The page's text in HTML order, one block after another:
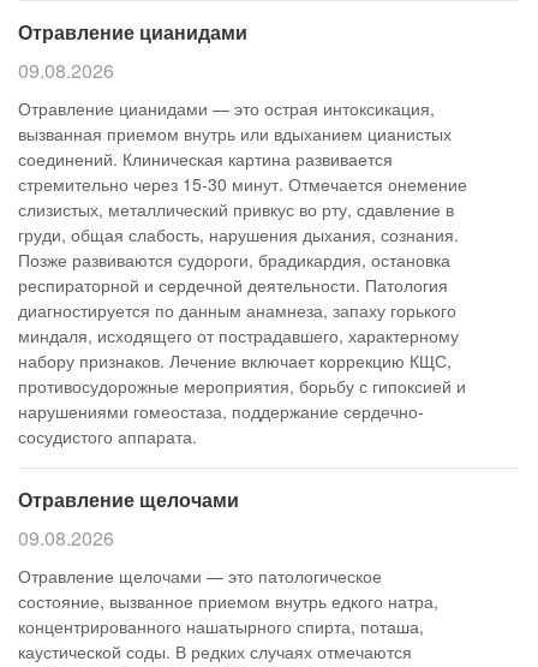
Отравление цианидами
09.08.2026
Отравление цианидами — это острая интоксикация,
вызванная приемом внутрь или вдыханием цианистых
соединений. Клиническая картина развивается
стремительно через 15-30 минут. Отмечается онемение
слизистых, металлический привкус во рту, сдавление в
груди, общая слабость, нарушения дыхания, сознания.
Позже развиваются судороги, брадикардия, остановка
респираторной и сердечной деятельности. Патология
диагностируется по данным анамнеза, запаху горького
миндаля, исходящего от пострадавшего, характерному
набору признаков. Лечение включает коррекцию КЩС,
противосудорожные мероприятия, борьбу с гипоксией и
нарушениями гомеостаза, поддержание сердечно-
сосудистого аппарата.
Отравление щелочами
09.08.2026
Отравление щелочами — это патологическое
состояние, вызванное приемом внутрь едкого натра,
концентрированного нашатырного спирта, поташа,
каустической соды. В редких случаях отмечаются